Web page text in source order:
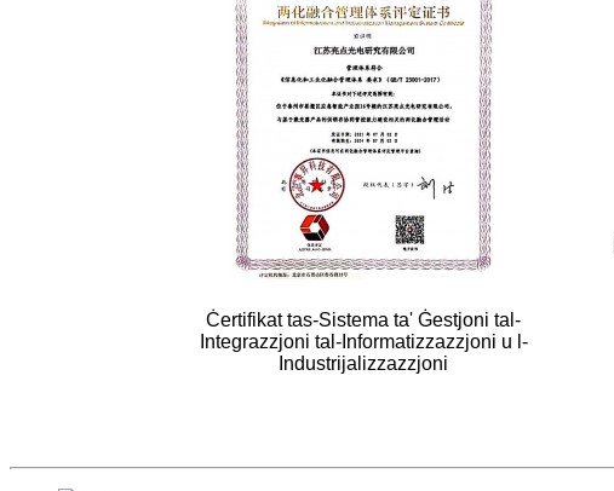
Ċertifikat tas-Sistema ta' Ġestjoni tal-
Integrazzjoni tal-Informatizzazzjoni u l-
Industrijalizzazzjoni